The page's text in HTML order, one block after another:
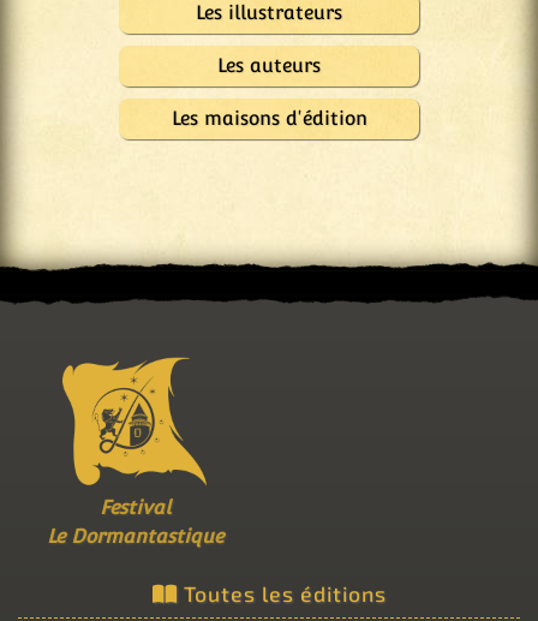
Les illustrateurs
Les auteurs
Les maisons d'édition
Festival
Le Dormantastique
Toutes les éditions